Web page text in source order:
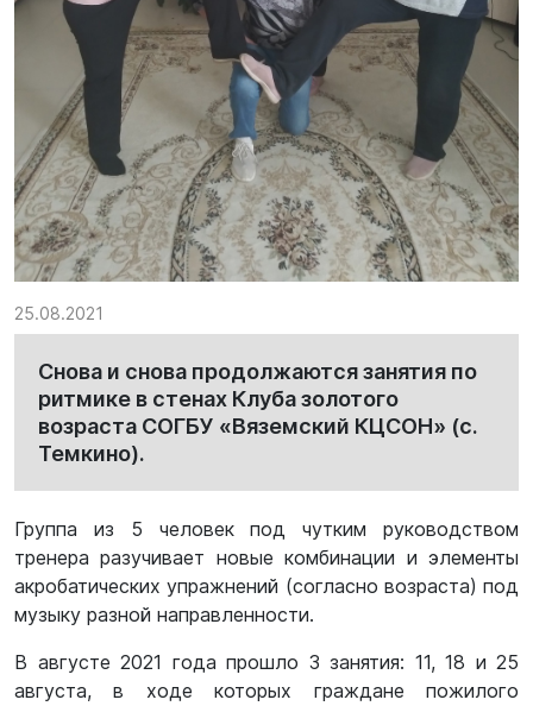
25.08.2021
Снова и снова продолжаются занятия по
ритмике в стенах Клуба золотого
возраста СОГБУ «Вяземский КЦСОН» (с.
Темкино).
Группа из 5 человек под чутким руководством
тренера разучивает новые комбинации и элементы
акробатических упражнений (согласно возраста) под
музыку разной направленности.
В августе 2021 года прошло 3 занятия: 11, 18 и 25
августа, в ходе которых граждане пожилого